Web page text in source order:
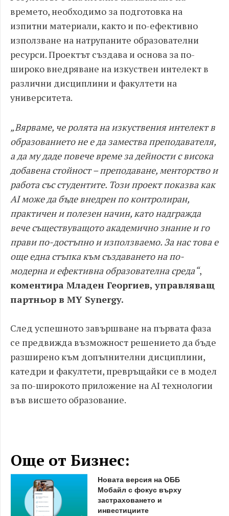
времето, необходимо за подготовка на
изпитни материали, както и по-ефективно
използване на натрупаните образователни
ресурси. Проектът създава и основа за по-
широко внедряване на изкуствен интелект в
различни дисциплини и факултети на
университета.
„Вярваме, че ролята на изкуствения интелект в
образованието не е да замества преподавателя,
а да му даде повече време за дейности с висока
добавена стойност – преподаване, менторство и
работа със студентите. Този проект показва как
AI може да бъде внедрен по контролиран,
практичен и полезен начин, като надгражда
вече съществуващото академично знание и го
прави по-достъпно и използваемо. За нас това е
още една стъпка към създаването на по-
модерна и ефективна образователна среда“,
коментира Младен Георгиев, управляващ
партньор в MY Synergy.
След успешното завършване на първата фаза
се предвижда възможност решението да бъде
разширено към допълнителни дисциплини,
катедри и факултети, превръщайки се в модел
за по-широкото приложение на AI технологии
във висшето образование.
Още от Бизнес:
Новата версия на ОББ
Мобайл с фокус върху
застраховането и
инвестициите